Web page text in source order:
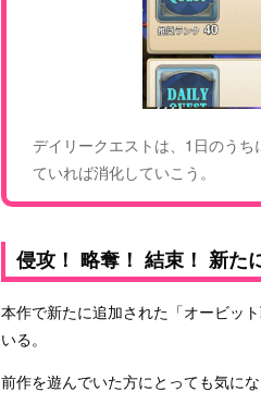
デイリークエストは、1日のう
ていれば消化していこう。
侵攻！ 略奪！ 結束！ 新た
本作で新たに追加された「オービッ
いる。
前作を遊んでいた方にとっても気に